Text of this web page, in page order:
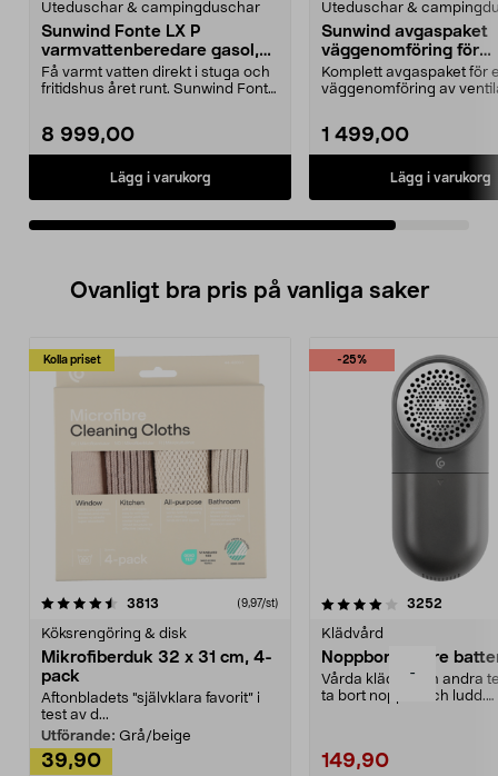
-
Uteduschar & campingduschar
Sunwind Fonte LX P
varmvattenberedare gasol,
14 liter
Få varmt vatten direkt i stuga och
fritidshus året runt. Sunwind Fonte
8 999,00
Lägg i varukorg
Uteduschar &
Sunwind avgaspaket
väggenomföring för
varmvattenberedare
Komplett avgaspaket för
väggenomföring av
1 499,00
Lägg i varukorg
Ovanligt bra pris på vanliga saker
Kolla priset
3813 (9,97/st)
Köksrengöring & disk
Mikrofiberduk 32 x 31 cm, 4-
pack
Aftonbladets "självklara favorit” i
test av d...
Utförande: Grå/beige
39,90
-25%
4.0av 5 stjärnor 3252
Klädvård
Noppborttagare
Vårda kläder och andra
ta bort noppor och ludd.
149,90
4.5av 5 stjärnor